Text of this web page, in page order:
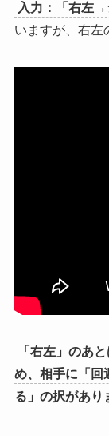
入力：「右左→
いますが、右左
「右左」のあ
め、相手に「回
る」の択があり